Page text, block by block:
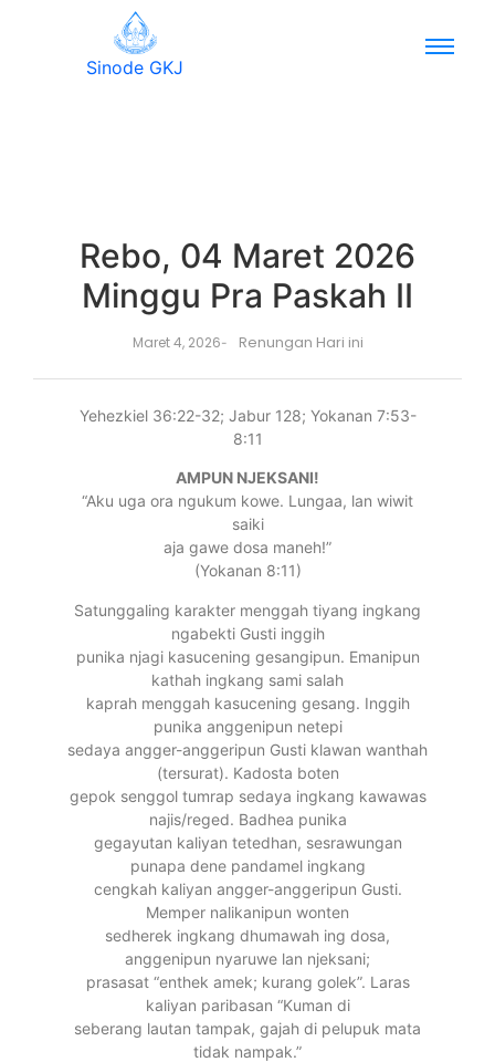
Sinode GKJ
Rebo, 04 Maret 2026
Minggu Pra Paskah II
Maret 4, 2026- Renungan Hari ini
Yehezkiel 36:22-32; Jabur 128; Yokanan 7:53-
8:11
AMPUN NJEKSANI!
“Aku uga ora ngukum kowe. Lungaa, lan wiwit
saiki
aja gawe dosa maneh!”
(Yokanan 8:11)
Satunggaling karakter menggah tiyang ingkang
ngabekti Gusti inggih
punika njagi kasucening gesangipun. Emanipun
kathah ingkang sami salah
kaprah menggah kasucening gesang. Inggih
punika anggenipun netepi
sedaya angger-anggeripun Gusti klawan wanthah
(tersurat). Kadosta boten
gepok senggol tumrap sedaya ingkang kawawas
najis/reged. Badhea punika
gegayutan kaliyan tetedhan, sesrawungan
punapa dene pandamel ingkang
cengkah kaliyan angger-anggeripun Gusti.
Memper nalikanipun wonten
sedherek ingkang dhumawah ing dosa,
anggenipun nyaruwe lan njeksani;
prasasat “enthek amek; kurang golek”. Laras
kaliyan paribasan “Kuman di
seberang lautan tampak, gajah di pelupuk mata
tidak nampak.”